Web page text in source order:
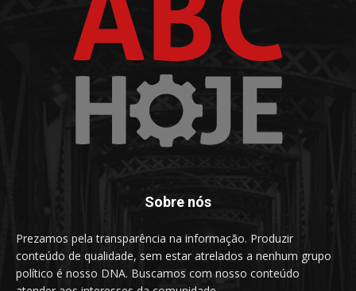
Sobre nós
Prezamos pela transparência na informação. Produzir
conteúdo de qualidade, sem estar atrelados a nenhum grupo
político é nosso DNA. Buscamos com nosso conteúdo